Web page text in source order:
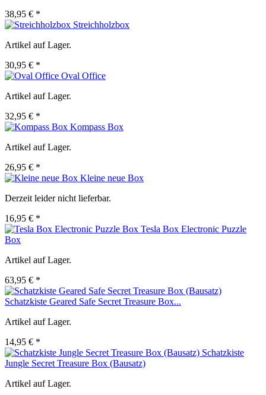
38,95 € *
Streichholzbox
Artikel auf Lager.
30,95 € *
Oval Office
Artikel auf Lager.
32,95 € *
Kompass Box
Artikel auf Lager.
26,95 € *
Kleine neue Box
Derzeit leider nicht lieferbar.
16,95 € *
Tesla Box Electronic Puzzle
Box
Artikel auf Lager.
63,95 € *
Schatzkiste Geared Safe Secret Treasure Box...
Artikel auf Lager.
14,95 € *
Schatzkiste
Jungle Secret Treasure Box (Bausatz)
Artikel auf Lager.